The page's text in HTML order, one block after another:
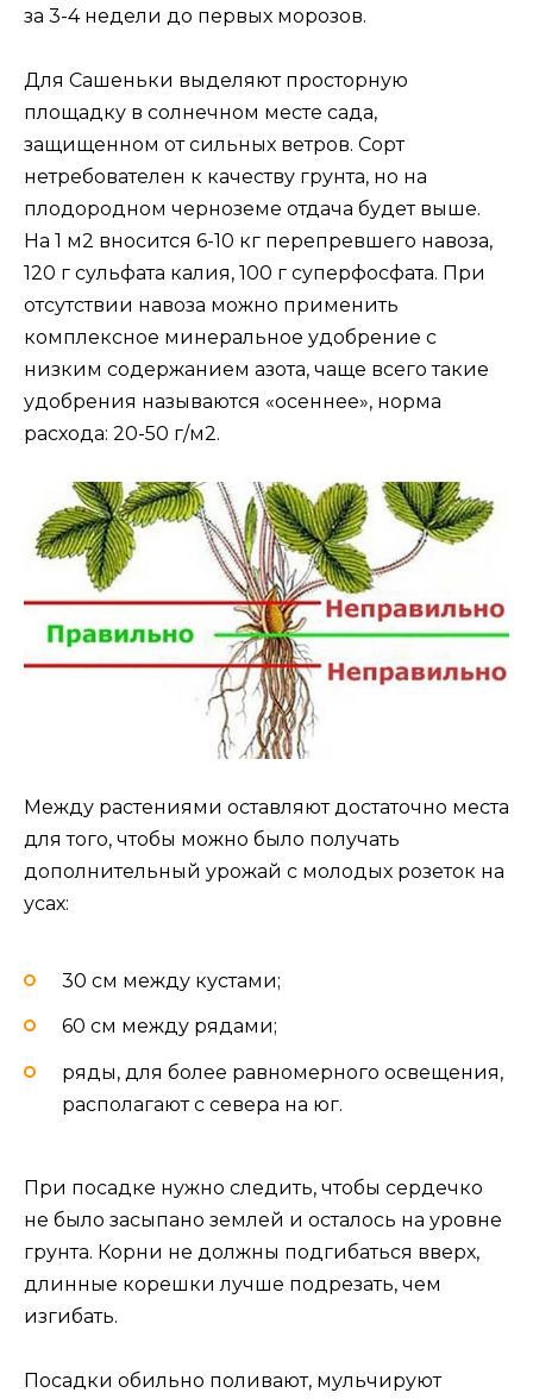
за 3-4 недели до первых морозов.
Для Сашеньки выделяют просторную
площадку в солнечном месте сада,
защищенном от сильных ветров. Сорт
нетребователен к качеству грунта, но на
плодородном черноземе отдача будет выше.
На 1 м2 вносится 6-10 кг перепревшего навоза,
120 г сульфата калия, 100 г суперфосфата. При
отсутствии навоза можно применить
комплексное минеральное удобрение с
низким содержанием азота, чаще всего такие
удобрения называются «осеннее», норма
расхода: 20-50 г/м2.
Между растениями оставляют достаточно места
для того, чтобы можно было получать
дополнительный урожай с молодых розеток на
усах:
30 см между кустами;
60 см между рядами;
ряды, для более равномерного освещения,
располагают с севера на юг.
При посадке нужно следить, чтобы сердечко
не было засыпано землей и осталось на уровне
грунта. Корни не должны подгибаться вверх,
длинные корешки лучше подрезать, чем
изгибать.
Посадки обильно поливают, мульчируют